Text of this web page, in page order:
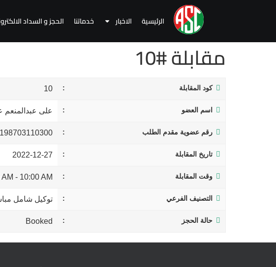
الرئيسية الاخبار خدماتنا الحجز و السداد
مقابلة #10
كود المقابلة 10
اسم العضو على
رقم عضوية مقدم الطلب 198703110300
تاريخ المقابلة 2022-12-27
وقت المقابلة 10:00 AM
-
التصنيف الفرعي توكيل شامل
حالة الحجز Booked